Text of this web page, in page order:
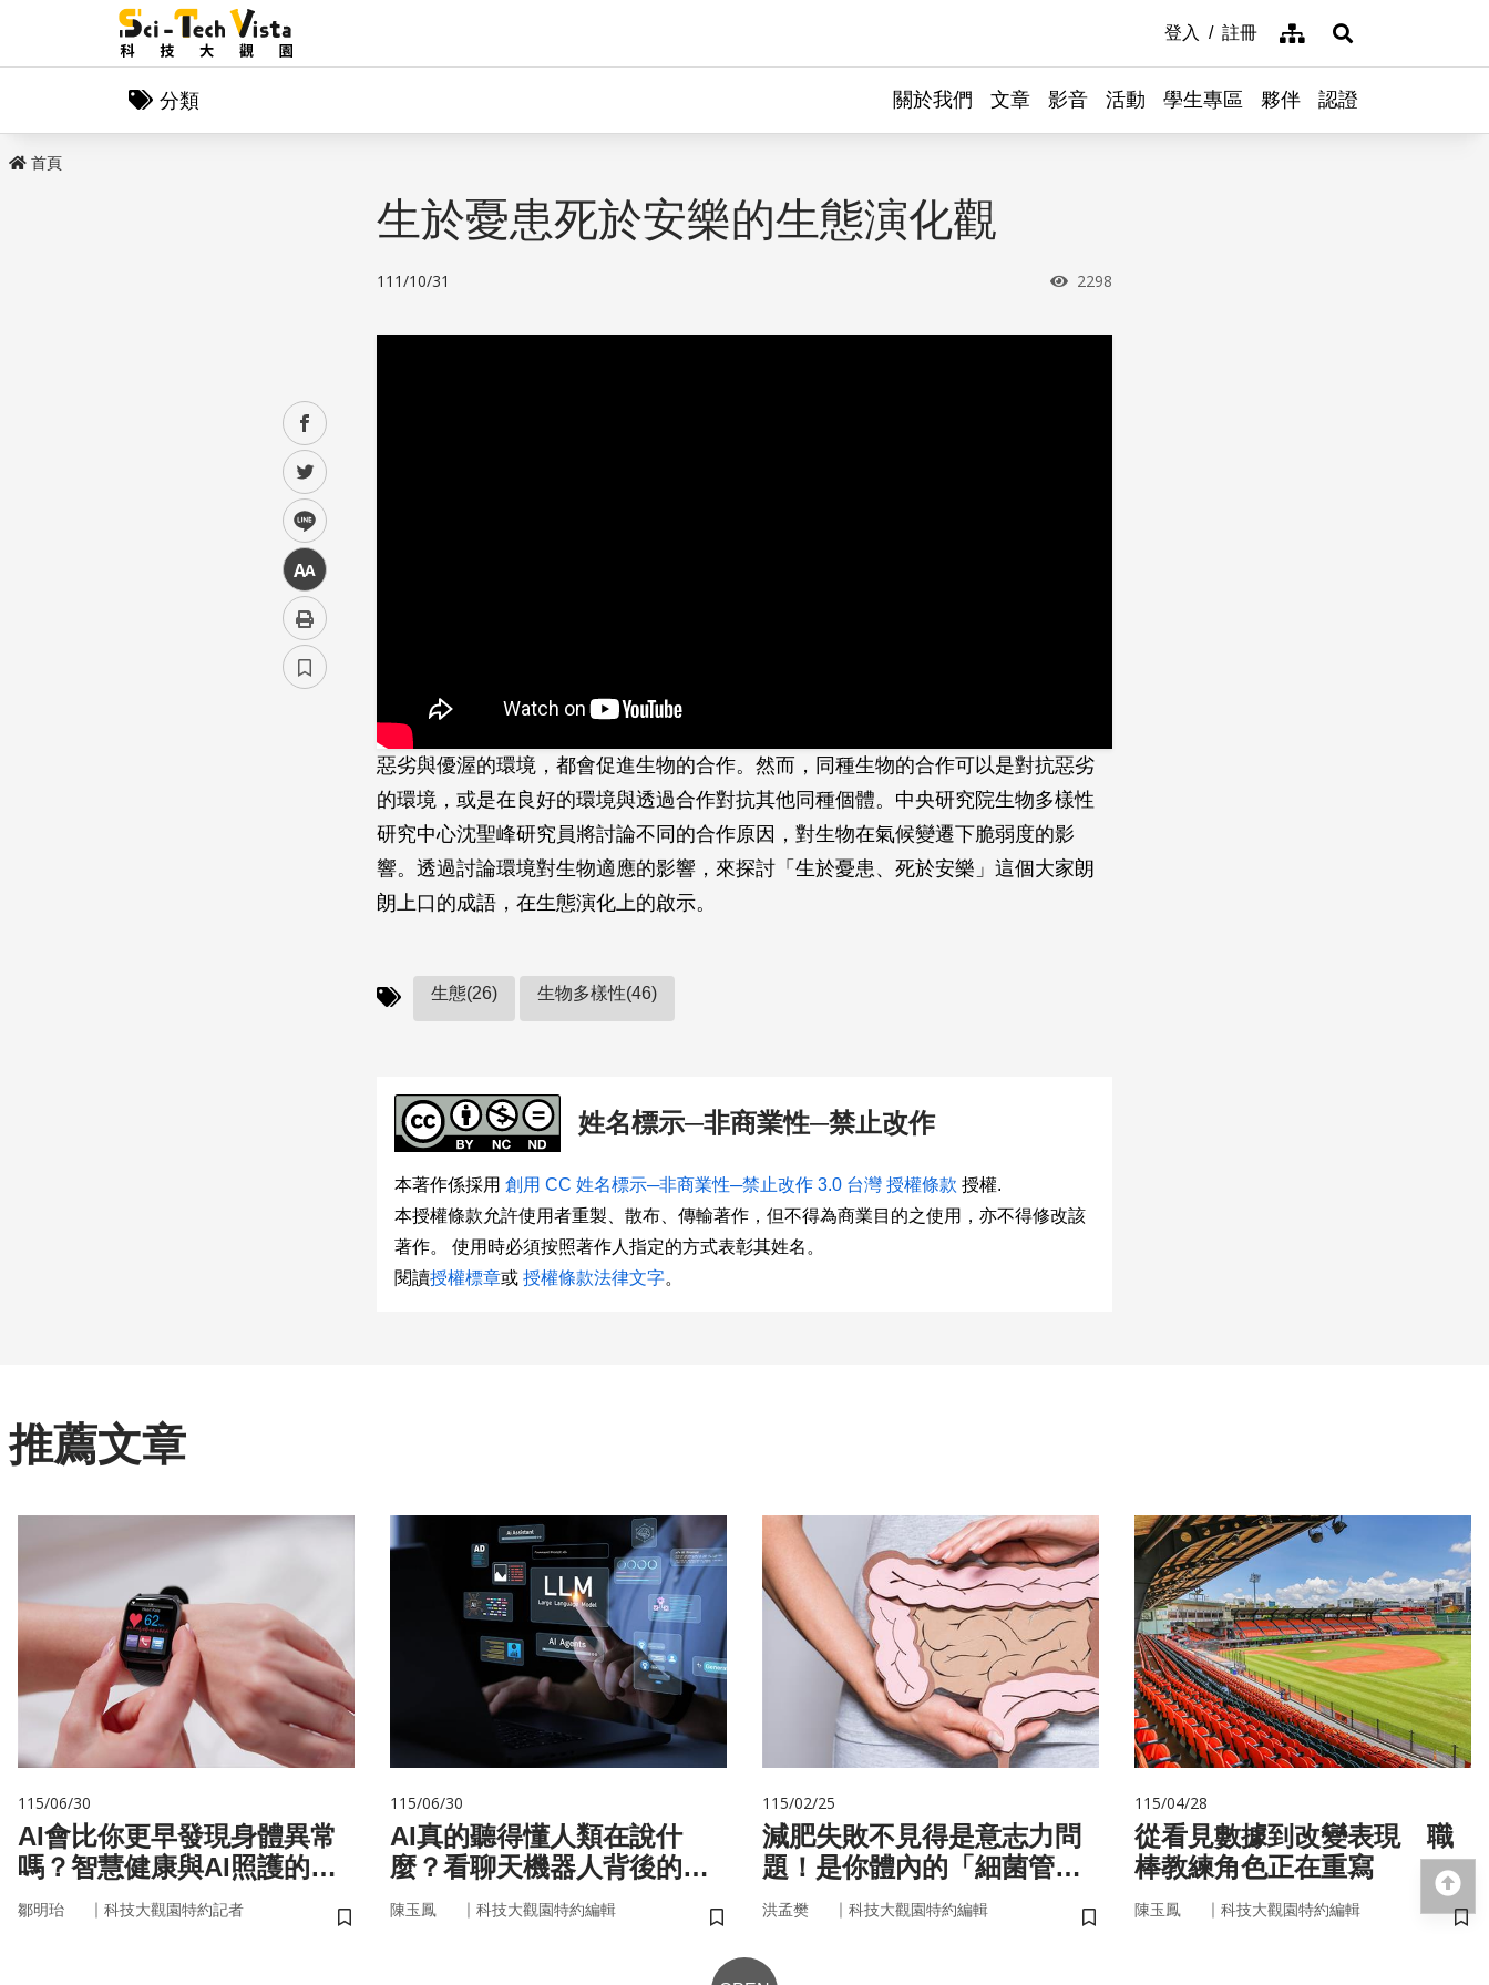
登入 註冊 網站導覽展開搜尋
分類 關於我們 文章 影音 活動 學生專區 夥伴 認證
首頁
facebook
twitter
line
中
生於憂患死於安樂的生態演化觀
111/10/31 瀏覽次數
2298
惡劣與優渥的環境，都會促進生物的合作。然而，同種生物的合作可以是對抗惡劣
的環境，或是在良好的環境與透過合作對抗其他同種個體。中央研究院生物多樣性
研究中心沈聖峰研究員將討論不同的合作原因，對生物在氣候變遷下脆弱度的影
響。透過討論環境對生物適應的影響，來探討「生於憂患、死於安樂」這個大家朗
朗上口的成語，在生態演化上的啟示。
生態(26) 生物多樣性(46)
姓名標示─非商業性─禁止改作
本著作係採用 創用 CC 姓名標示─非商業性─禁止改作 3.0 台灣 授權條款 授權.
本授權條款允許使用者重製、散布、傳輸著作，但不得為商業目的之使用，亦不得修改該
著作。 使用時必須按照著作人指定的方式表彰其姓名。
閱讀授權標章或 授權條款法律文字。
推薦文章
115/06/30
AI會比你更早發現身體異常
嗎？智慧健康與AI照護的未
來
鄒明珆 ｜ 科技大觀園特約記者
儲存書籤
115/06/30
AI真的聽得懂人類在說什
麼？看聊天機器人背後的語
言科技
陳玉鳳 ｜ 科技大觀園特約編輯
儲存書籤
115/02/25
減肥失敗不見得是意志力問
題！是你體內的「細菌管
家」在幫你囤油
洪孟樊 ｜ 科技大觀園特約編輯
儲存書籤
115/04/28
從看見數據到改變表現 職
棒教練角色正在重寫
陳玉鳳 ｜ 科技大觀園特約編輯
儲
回